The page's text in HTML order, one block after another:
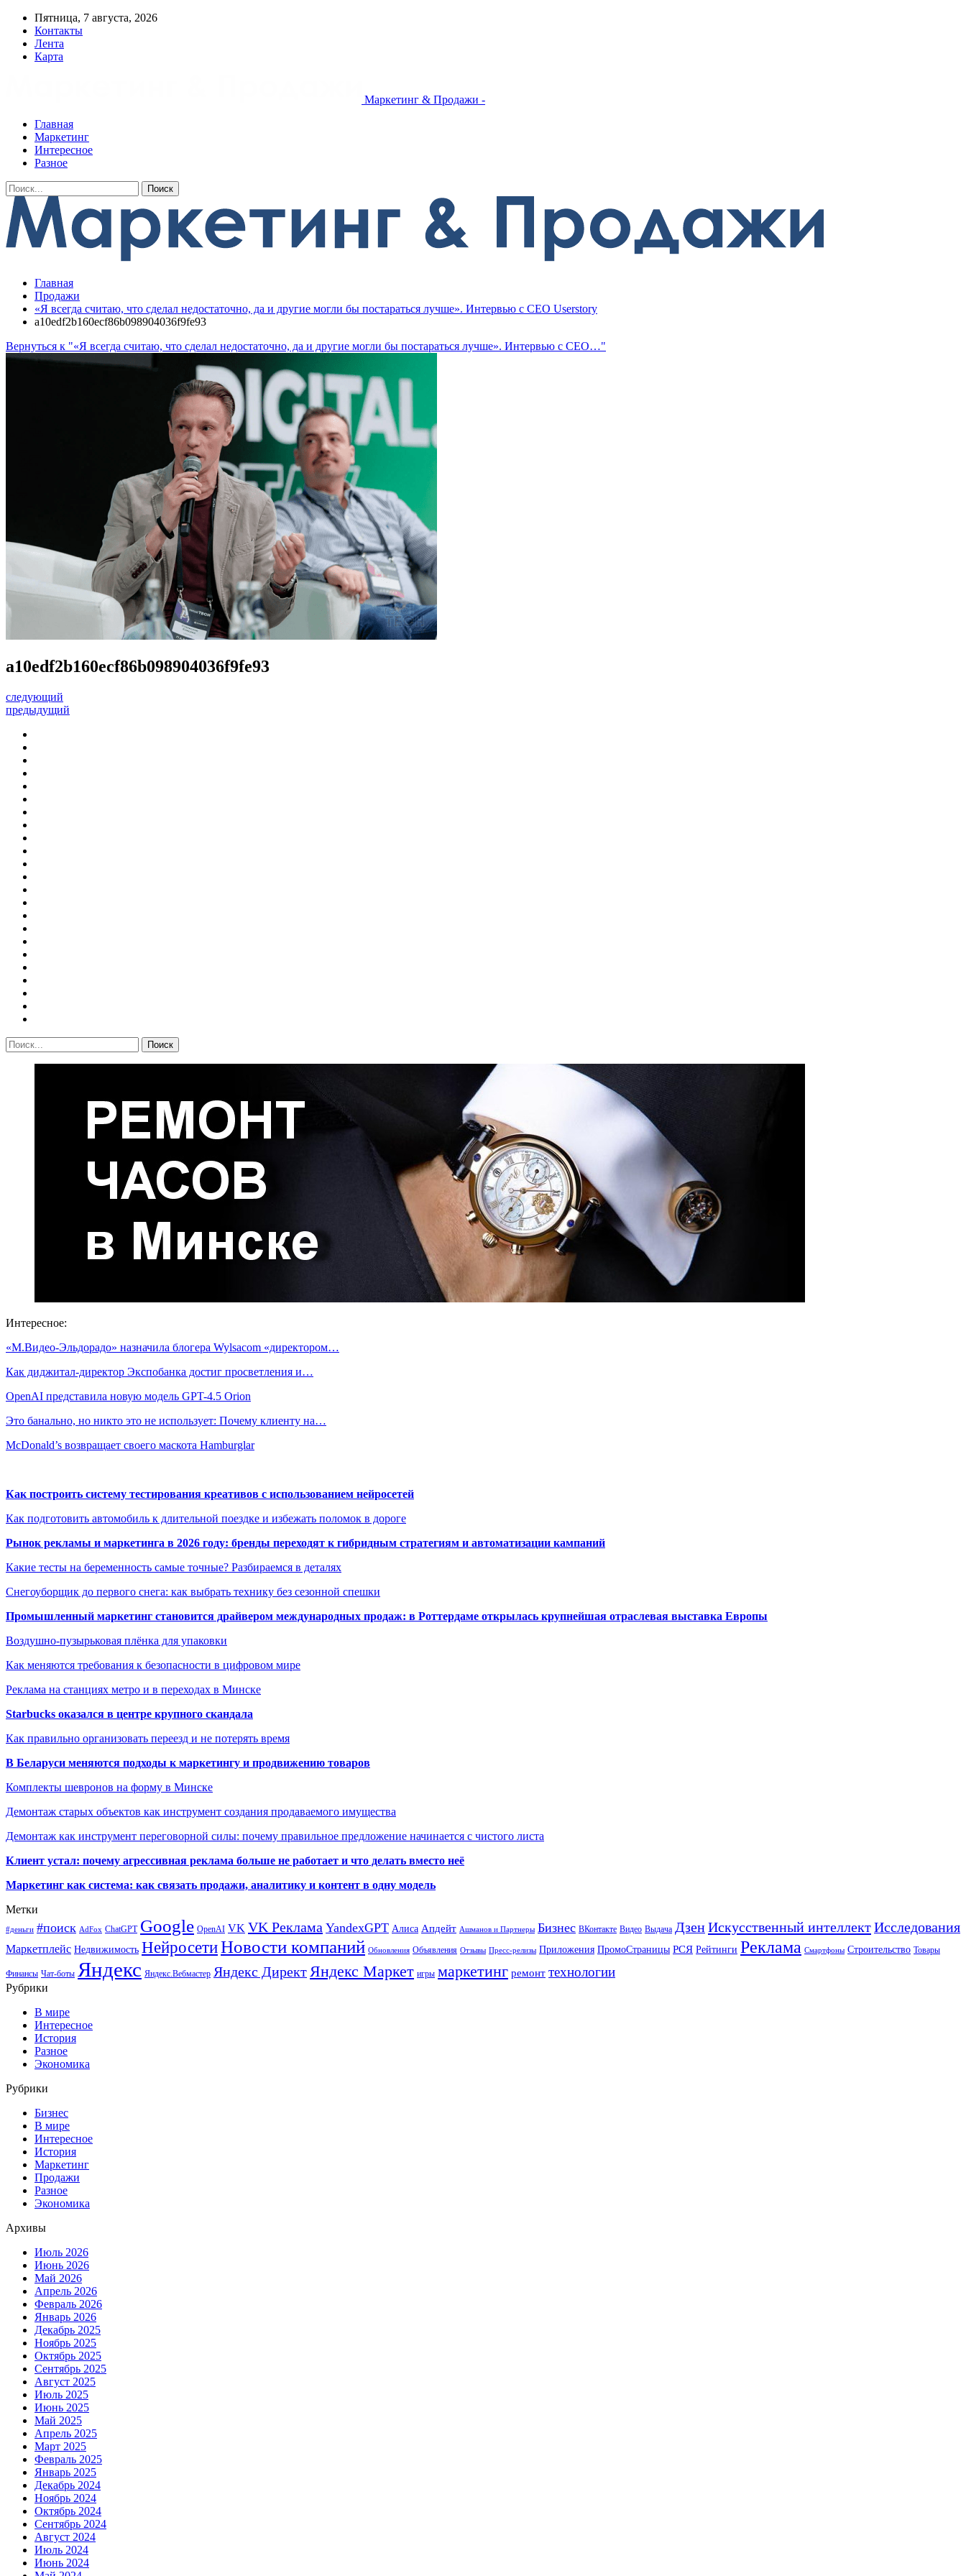
Пятница, 7 августа, 2026
Контакты
Лента
Карта
Маркетинг & Продажи -
Главная
Маркетинг
Интересное
Разное
Главная
Продажи
«Я всегда считаю, что сделал недостаточно, да и другие могли бы постараться лучше». Интервью с СЕО Userstory
a10edf2b160ecf86b098904036f9fe93
Вернуться к "«Я всегда считаю, что сделал недостаточно, да и другие могли бы постараться лучше». Интервью с СЕО…"
a10edf2b160ecf86b098904036f9fe93
следующий
предыдущий
Интересное:
«М.Видео-Эльдорадо» назначила блогера Wylsacom «директором…
Как диджитал-директор Экспобанка достиг просветления и…
OpenAI представила новую модель GPT-4.5 Orion
Это банально, но никто это не использует: Почему клиенту на…
McDonald’s возвращает своего маскота Hamburglar
Как построить систему тестирования креативов с использованием нейросетей
Как подготовить автомобиль к длительной поездке и избежать поломок в дороге
Рынок рекламы и маркетинга в 2026 году: бренды переходят к гибридным стратегиям и автоматизации кампаний
Какие тесты на беременность самые точные? Разбираемся в деталях
Снегоуборщик до первого снега: как выбрать технику без сезонной спешки
Промышленный маркетинг становится драйвером международных продаж: в Роттердаме открылась крупнейшая отраслевая выставка Европы
Воздушно-пузырьковая плёнка для упаковки
Как меняются требования к безопасности в цифровом мире
Реклама на станциях метро и в переходах в Минске
Starbucks оказался в центре крупного скандала
Как правильно организовать переезд и не потерять время
В Беларуси меняются подходы к маркетингу и продвижению товаров
Комплекты шевронов на форму в Минске
Демонтаж старых объектов как инструмент создания продаваемого имущества
Демонтаж как инструмент переговорной силы: почему правильное предложение начинается с чистого листа
Клиент устал: почему агрессивная реклама больше не работает и что делать вместо неё
Маркетинг как система: как связать продажи, аналитику и контент в одну модель
Метки
#деньги #поиск AdFox ChatGPT Google OpenAI VK VK Реклама YandexGPT Алиса Апдейт Ашманов и Партнеры Бизнес ВКонтакте Видео Выдача ДзенИскусственный интеллектИсследования
Маркетплейс Недвижимость НейросетиНовости компаний Обновления Объявления Отзывы Пресс-релизы Приложения ПромоСтраницы РСЯ Рейтинги Реклама Смартфоны Строительство Товары
Финансы Чат-боты Яндекс Яндекс.Вебмастер Яндекс Директ Яндекс Маркет игры маркетинг ремонт технологии
Рубрики
В мире
Интересное
История
Разное
Экономика
Рубрики
Бизнес
В мире
Интересное
История
Маркетинг
Продажи
Разное
Экономика
Архивы
Июль 2026
Июнь 2026
Май 2026
Апрель 2026
Февраль 2026
Январь 2026
Декабрь 2025
Ноябрь 2025
Октябрь 2025
Сентябрь 2025
Август 2025
Июль 2025
Июнь 2025
Май 2025
Апрель 2025
Март 2025
Февраль 2025
Январь 2025
Декабрь 2024
Ноябрь 2024
Октябрь 2024
Сентябрь 2024
Август 2024
Июль 2024
Июнь 2024